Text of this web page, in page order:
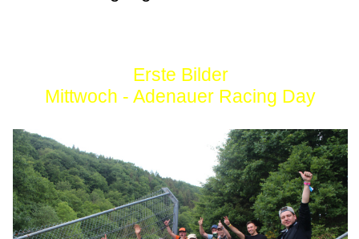
Erste Bilder
Mittwoch - Adenauer Racing Day